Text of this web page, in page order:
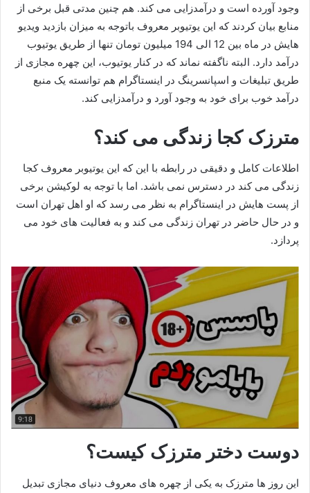
وجود آورده است و درآمدزایی می کند. هم چنین مدتی قبل برخی از
منابع بیان کردند که این یوتیوبر معروف باتوجه به میزان بازدید ویدیو
هایش در ماه بین 12 الی 194 میلیون تومان تنها از طریق یوتیوب
درآمد دارد. البته ناگفته نماند که در کنار یوتیوب، این چهره مجازی از
طریق تبلیغات و اسپانسرینگ در اینستاگرام هم توانسته یک منبع
درآمد خوب برای خود به وجود آورد و درآمدزایی کند.
مترزک کجا زندگی می کند؟
اطلاعات کامل و دقیقی در رابطه با این که این یوتیوبر معروف کجا
زندگی می کند در دسترس نمی باشد. اما با توجه به لوکیشن برخی
از پست هایش در اینستاگرام به نظر می‌ رسد که او اهل تهران است
و در حال حاضر در تهران زندگی می کند و به فعالیت های خود می
پردازد.
دوست دختر مترزک کیست؟
این روز ها مترزک به یکی از چهره های معروف دنیای مجازی تبدیل